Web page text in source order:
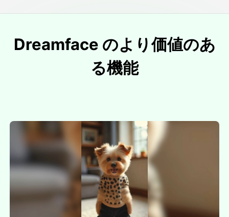
Dreamface のより価値のあ
る機能